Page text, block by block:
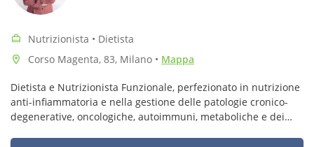
Nutrizionista • Dietista
Corso Magenta, 83, Milano • Mappa
Dietista e Nutrizionista Funzionale, perfezionato in nutrizione
anti-infiammatoria e nella gestione delle patologie cronico-
degenerative, oncologiche, autoimmuni, metaboliche e dei